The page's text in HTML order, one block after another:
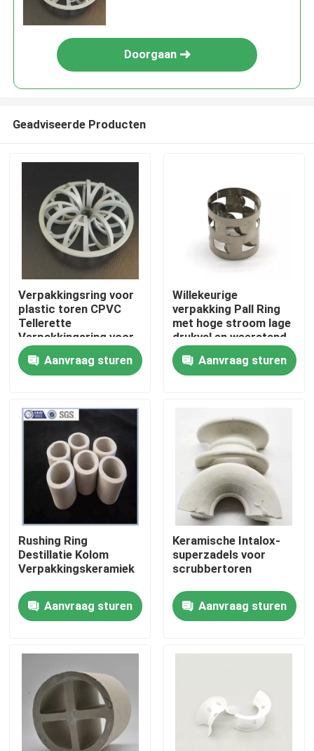
Thuis
Over ons
Fabriekstocht
Kwaliteitscontrole
Neem contact met ons op
Vraag een offerte
PSA-moleculaire zeef
Moleculaire zeef zeoliet
Doorgaan
Geadviseerde Producten
Verpakkingsring voor
plastic toren CPVC
Tellerette
Verpakkingsring voor
stripservice
Aanvraag sturen
Willekeurige
verpakking Pall Ring
met hoge stroom lage
drukval en weerstand
Aanvraag sturen
Rushing Ring
Destillatie Kolom
Verpakkingskeramiek
Aanvraag sturen
Keramische Intalox-
superzadels voor
scrubbertoren
Aanvraag sturen